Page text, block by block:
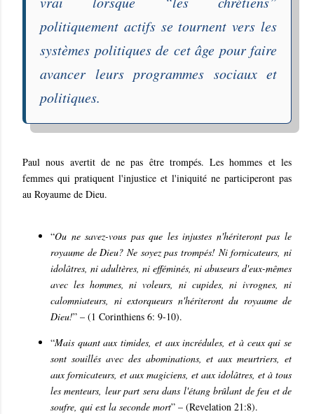
politiquement actifs se tournent vers les
systèmes politiques de cet âge pour faire
avancer leurs programmes sociaux et
politiques.
Paul nous avertit de ne pas être trompés. Les hommes et les
femmes qui pratiquent l'injustice et l'iniquité ne participeront pas
au Royaume de Dieu.
“Ou ne savez-vous pas que les injustes n'hériteront pas le
royaume de Dieu? Ne soyez pas trompés! Ni fornicateurs, ni
idolâtres, ni adultères, ni efféminés, ni abuseurs d'eux-mêmes
avec les hommes, ni voleurs, ni cupides, ni ivrognes, ni
calomniateurs, ni extorqueurs n'hériteront du royaume de
Dieu!” – (1 Corinthiens 6: 9-10).
“Mais quant aux timides, et aux incrédules, et à ceux qui se
sont souillés avec des abominations, et aux meurtriers, et
aux fornicateurs, et aux magiciens, et aux idolâtres, et à tous
les menteurs, leur part sera dans l'étang brûlant de feu et de
soufre, qui est la seconde mort” – (Revelation 21:8).